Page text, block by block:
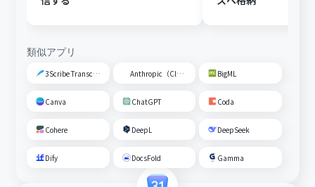
類似アプリ
3Scribe Transcription Anthropic（Claude） BigML
Canva ChatGPT Coda
Cohere DeepL DeepSeek
Dify DocsFold Gamma